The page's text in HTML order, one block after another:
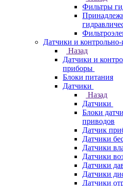
Фильтры
Датчики и
Назад
Датчики и
приборы
Блоки питания
Датчики
Назад
Датчики
Блоки
приводов
Датчик
Датчики
Датчики
Датчики
Датчики
Датчики
Датчики